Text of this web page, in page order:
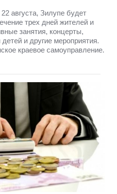
августа, Зилупе будет
трех дней жителей и
занятия, концерты,
и другие мероприятия.
краевое самоуправление.